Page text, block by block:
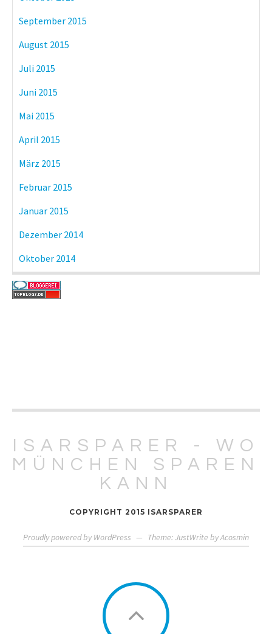
September 2015
August 2015
Juli 2015
Juni 2015
Mai 2015
April 2015
März 2015
Februar 2015
Januar 2015
Dezember 2014
Oktober 2014
ISARSPARER - WO
MÜNCHEN SPAREN
KANN
COPYRIGHT 2015 ISARSPARER
Proudly powered by WordPress — Theme: JustWrite byAcosmin